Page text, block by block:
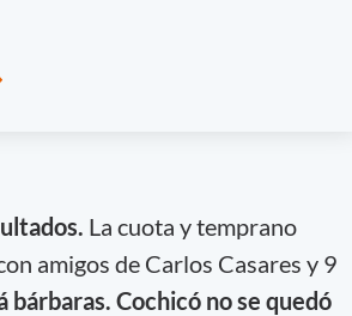
La cuota y temprano
amigos de Carlos Casares y 9
bárbaras. Cochicó no se quedó